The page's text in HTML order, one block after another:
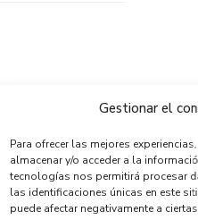
Gestionar el
Para ofrecer las mejores
almacenar y/o acceder a la
tecnologías nos permitirá procesar
las identificaciones únicas en este
puede afectar negativamente a